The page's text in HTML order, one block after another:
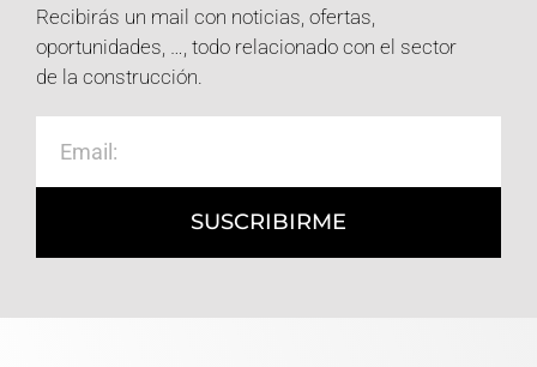
Recibirás un mail con noticias, ofertas,
oportunidades, …, todo relacionado con el sector
de la construcción.
SUSCRIBIRME